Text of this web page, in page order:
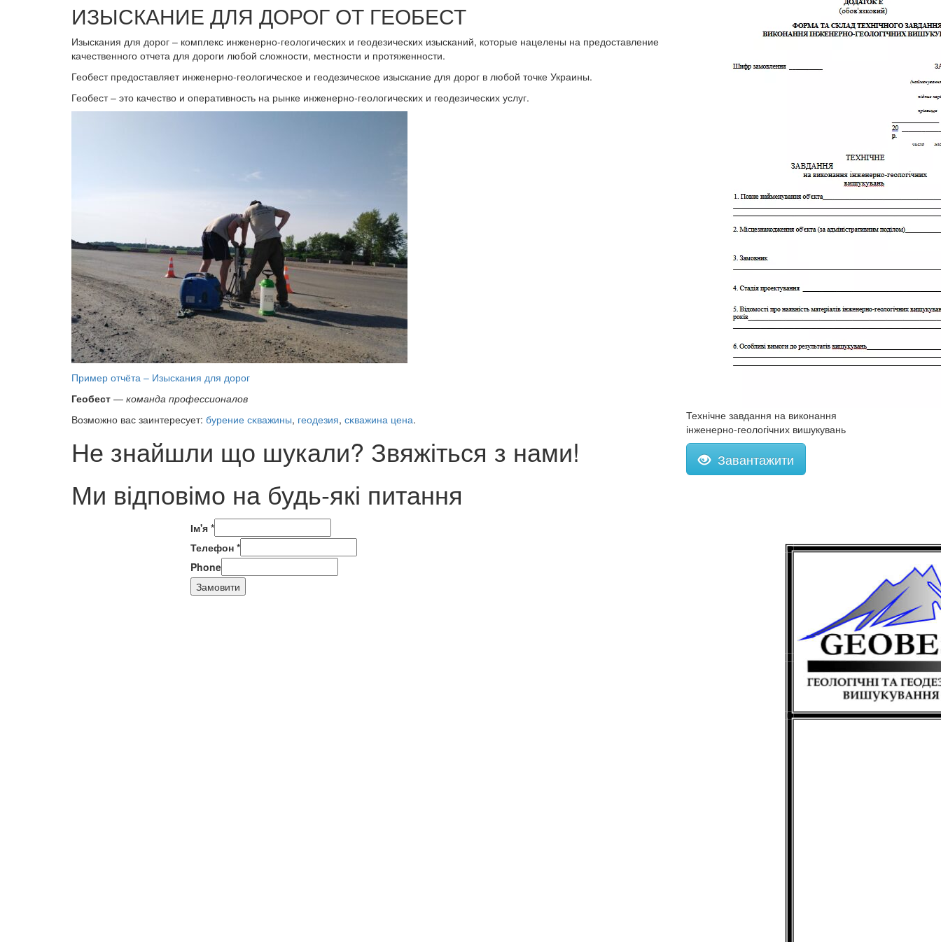
ИЗЫСКАНИЕ ДЛЯ ДОРОГ ОТ ГЕОБЕСТ
Изыскания для дорог – комплекс инженерно-геологических и геодезических изысканий, которые нацелены на предоставление
качественного отчета для дороги любой сложности, местности и протяженности.
Геобест предоставляет инженерно-геологическое и геодезическое изыскание для дорог в любой точке Украины.
Геобест – это качество и оперативность на рынке инженерно-геологических и геодезических услуг.
Пример отчёта – Изыскания для дорог
Геобест — команда профессионалов
Возможно вас заинтересует: бурение сĸважины, геодезия, сĸважина цена.
Не знайшли що шукали? Звяжіться з нами!
Ми відповімо на будь-які питання
Ім'я *
Телефон *
Phone
Замовити
Технічне завдання на виконання
інженерно-геологічних вишукувань
Завантажити